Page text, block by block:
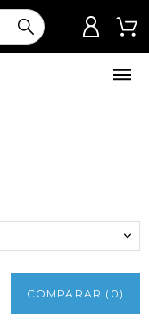
COMPARAR ( 0 )